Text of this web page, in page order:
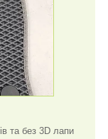
та без 3D лапи